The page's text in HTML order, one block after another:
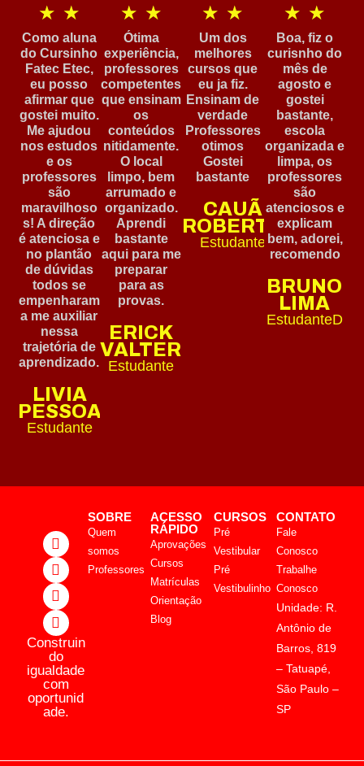
★ ★
Como aluna
do Cursinho
Fatec Etec,
eu posso
afirmar que
gostei muito.
Me ajudou
nos estudos
e os
professores
são
maravilhoso
s! A direção
é atenciosa e
no plantão
de dúvidas
todos se
empenharam
a me auxiliar
nessa
trajetória de
aprendizado.
LIVIA
PESSOA
Estudante
★ ★
Ótima
experiência,
professores
competentes
que ensinam
os
conteúdos
nitidamente.
O local
limpo, bem
arrumado e
organizado.
Aprendi
bastante
aqui para me
preparar
para as
provas.
ERICK
VALTER
Estudante
★ ★
Um dos
melhores
cursos que
eu ja fiz.
Ensinam de
verdade
Professores
otimos
Gostei
bastante
CAUÃ
ROBERTO
Estudante
★ ★
Boa, fiz o
curisnho do
mês de
agosto e
gostei
bastante,
escola
organizada e
limpa, os
professores
são
atenciosos e
explicam
bem, adorei,
recomendo
BRUNO
LIMA
EstudanteD
Construin
do
igualdade
com
oportunid
ade.
SOBRE
Quem
somos
Professores
ACESSO
RÁPIDO
Aprovações
Cursos
Matrículas
Orientação
Blog
CURSOS
Pré
Vestibular
Pré
Vestibulinho
CONTATO
Fale
Conosco
Trabalhe
Conosco
Unidade: R.
Antônio de
Barros, 819
– Tatuapé,
São Paulo –
SP